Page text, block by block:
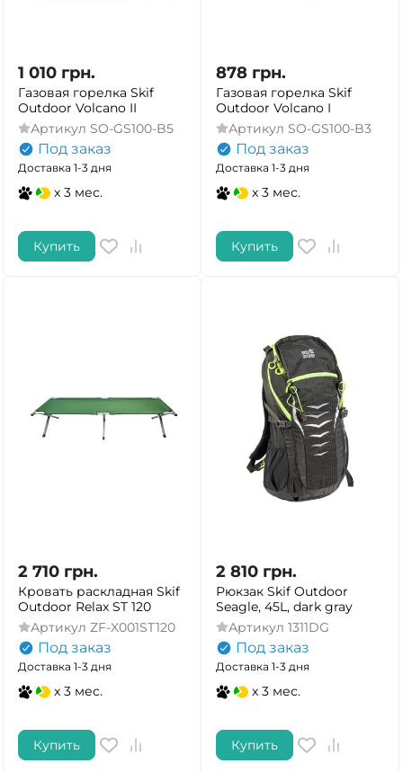
1 010 грн.
Газовая горелка Skif
Outdoor Volcano II
Артикул SO-GS100-B5
Под заказ
Доставка 1-3 дня
x 3 мес.
Купить
878 грн.
Газовая горелка Skif
Outdoor Volcano I
Артикул SO-GS100-B3
Под заказ
Доставка 1-3 дня
x 3 мес.
Купить
2 710 грн.
Кровать раскладная Skif
Outdoor Relax ST 120
Артикул ZF-X001ST120
Под заказ
Доставка 1-3 дня
x 3 мес.
Купить
2 810 грн.
Рюкзак Skif Outdoor
Seagle, 45L, dark gray
Артикул 1311DG
Под заказ
Доставка 1-3 дня
x 3 мес.
Купить
ДА